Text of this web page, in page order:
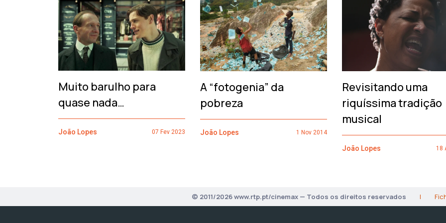
Muito barulho para
quase nada…
João Lopes 07 Fev 2023
A “fotogenia” da
pobreza
João Lopes 1 Nov 2014
Revisitando uma
riquíssima tradição
musical
João Lopes 18
‹
© 2011/2026 www.rtp.pt/cinemax — Todos os direitos reservados |